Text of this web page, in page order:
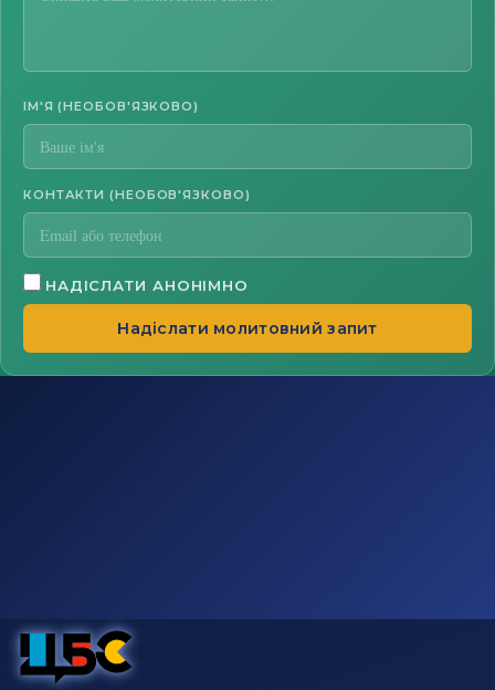
ІМ'Я (НЕОБОВ'ЯЗКОВО)
КОНТАКТИ (НЕОБОВ'ЯЗКОВО)
НАДІСЛАТИ АНОНІМНО
Надіслати молитовний запит